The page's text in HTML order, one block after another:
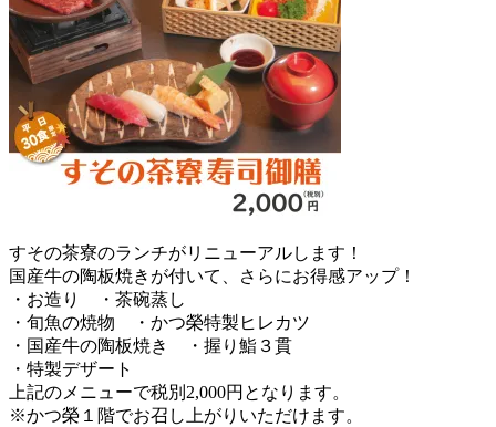
すその茶寮のランチがリニューアルします！
国産牛の陶板焼きが付いて、さらにお得感アップ！
・お造り ・茶碗蒸し
・旬魚の焼物 ・かつ榮特製ヒレカツ
・国産牛の陶板焼き ・握り鮨３貫
・特製デザート
上記のメニューで税別2,000円となります。
※かつ榮１階でお召し上がりいただけます。